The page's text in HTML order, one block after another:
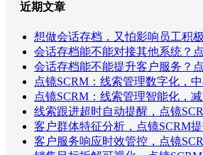
近期文章
想做会话存档，又怕影响员工积
会话存档能不能对接其他系统？
会话存档能不能提升客户服务？
点镜SCRM：线索管理数字化，
点镜SCRM：线索管理智能化，
线索跟进超时自动提醒，点镜
客户群体特征分析，点镜SCRM
客户服务响应时效管控，点镜